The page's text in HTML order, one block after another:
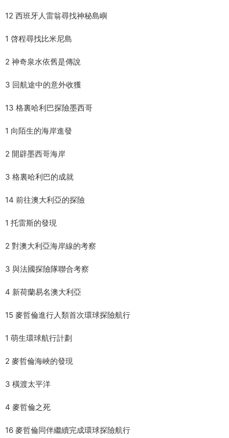
12 西班牙人雷翁尋找神秘島嶼
1 啓程尋找比米尼島
2 神奇泉水依舊是傳說
3 回航途中的意外收獲
13 格裏哈利巴探險墨西哥
1 向陌生的海岸進發
2 開辟墨西哥海岸
3 格裏哈利巴的成就
14 前往澳大利亞的探險
1 托雷斯的發現
2 對澳大利亞海岸線的考察
3 與法國探險隊聯合考察
4 新荷蘭易名澳大利亞
15 麥哲倫進行人類首次環球探險航行
1 萌生環球航行計劃
2 麥哲倫海峽的發現
3 橫渡太平洋
4 麥哲倫之死
16 麥哲倫同伴繼續完成環球探險航行